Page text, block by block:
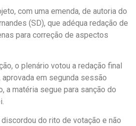
com uma emenda, de autoria do
(SD), que adéqua redação de
para correção de aspectos
o plenário votou a redação final
em segunda sessão
a matéria segue para sanção do
do rito de votação e não